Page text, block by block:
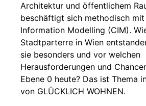
Architektur und öffentlichem
beschäftigt sich methodisch
Information Modelling (CIM).
Stadtparterre in Wien
sie besonders und vor welchen
Herausforderungen und
Ebene 0 heute? Das ist Thema
von GLÜCKLICH WOHNEN.